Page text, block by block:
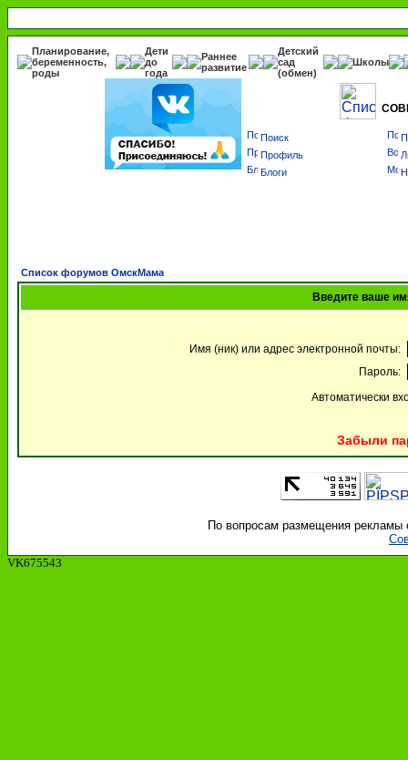
Планирование,
беременность,
роды
Дети
до
года
Раннее
развитие
Детский
сад
(обмен)
Школы
Поиск
Профиль
Блоги
Список форумов ОмскМама
Введите ваше
Имя (ник) или адрес электронной почты:
Пароль:
Автоматически
Забыли
По вопросам размещения рекламы
VK675543